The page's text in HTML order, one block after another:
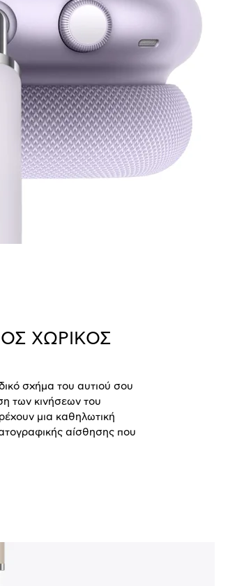
ΧΩΡΙΚΟΣ
σχήμα του αυτιού σου
των κινήσεων του
μια καθηλωτική
αίσθησης που